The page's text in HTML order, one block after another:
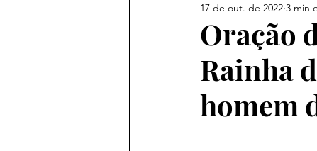
ORAÇÕES PODEROSAS
Oração
Rainha
homem
17 de out. de 2022 3 min